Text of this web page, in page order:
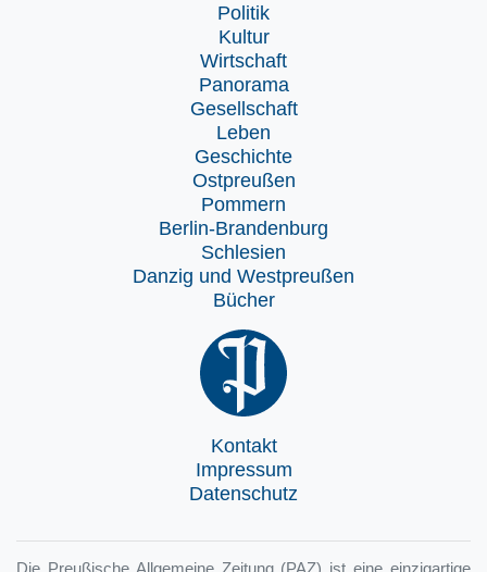
Politik
Kultur
Wirtschaft
Panorama
Gesellschaft
Leben
Geschichte
Ostpreußen
Pommern
Berlin-Brandenburg
Schlesien
Danzig und Westpreußen
Bücher
Kontakt
Impressum
Datenschutz